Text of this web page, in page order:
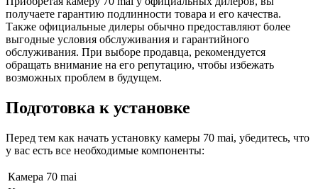
получаете гарантию подлинности товара и его качества.
Также официальные дилеры обычно предоставляют более
выгодные условия обслуживания и гарантийного
обслуживания. При выборе продавца, рекомендуется
обращать внимание на его репутацию, чтобы избежать
возможных проблем в будущем.
Подготовка к установке
Перед тем как начать установку камеры 70 mai, убедитесь, что
у вас есть все необходимые компоненты:
Камера 70 mai